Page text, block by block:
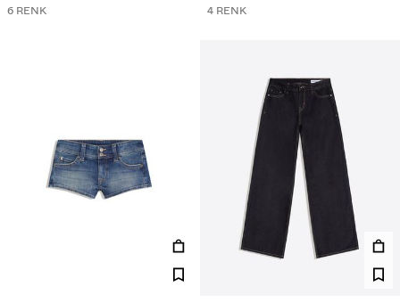
6 RENK
4 RENK